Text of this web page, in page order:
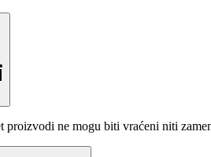
proizvodi ne mogu biti vraćeni niti